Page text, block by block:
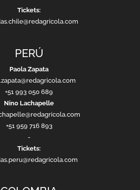
Tickets:
PERÚ
Paola Zapata
+51 993 050 689
Nino Lachapelle
+51 959 716 893
-
Tickets: